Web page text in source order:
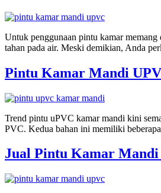
Untuk penggunaan pintu kamar
tahan pada air. Meski demikian, Anda
Pintu Kamar Mandi
Trend pintu uPVC kamar mandi kini
PVC. Kedua bahan ini memiliki
Jual Pintu Kamar